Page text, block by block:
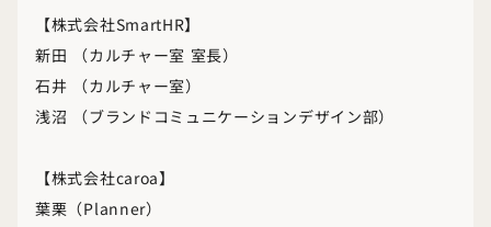
【株式会社SmartHR】
新田 （カルチャー室 室長）
石井 （カルチャー室）
浅沼 （ブランドコミュニケーションデザイン部）
【株式会社caroa】
葉栗（Planner）